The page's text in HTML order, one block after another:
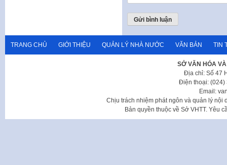
TRANG CHỦ GIỚI THIỆU QUẢN LÝ NHÀ NƯỚC VĂN BẢN TIN
SỞ VĂN HÓA
Địa chỉ: Số 47
Điện thoại: (024)
Email:
Chịu trách nhiệm phát ngôn và quản lý nội
Bản quyền thuộc về Sở VHTT. Yêu